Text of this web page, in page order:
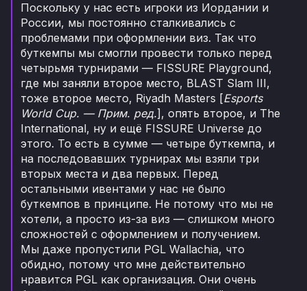
Поскольку у нас есть игроки из Иордании и
России, мы постоянно сталкивались с
проблемами при оформлении виз. Так что
буткемпы мы смогли провести только перед
четырьмя турнирами — FISSURE Playground,
где мы заняли второе место, BLAST Slam III,
тоже второе место, Riyadh Masters [Esports
World Cup. — Прим. ред.], опять второе, и The
International, ну и ещё FISSURE Universe до
этого. То есть в сумме — четыре буткемпа, и
на последовавших турнирах мы взяли три
вторых места и два первых. Перед
остальными ивентами у нас не было
буткемпов в принципе. Не потому что мы не
хотели, а просто из-за виз — слишком много
сложностей с оформлением и получением.
Мы даже пропустили PGL Wallachia, что
обидно, потому что мне действительно
нравится PGL как организация. Они очень